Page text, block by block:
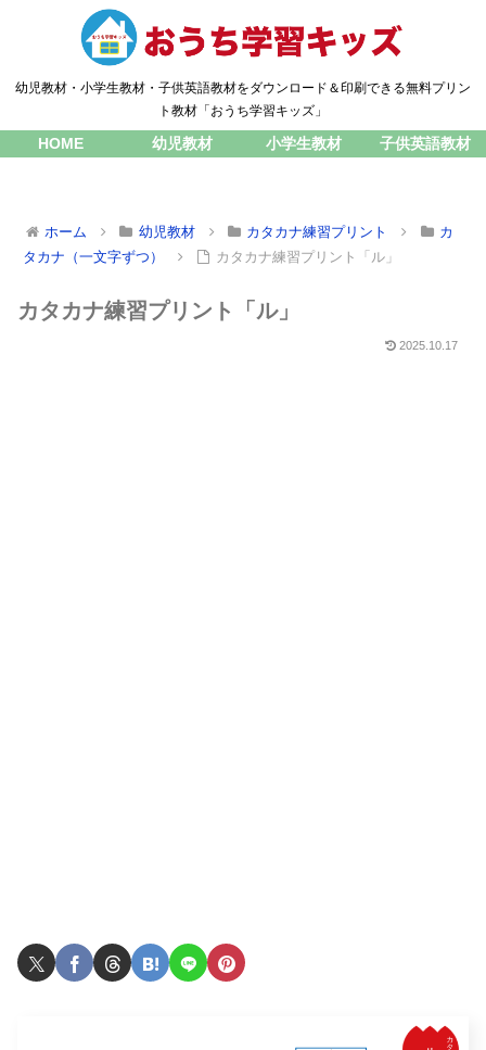
幼児教材・小学生教材・子供英語教材をダウンロード＆印刷できる無料プリン
ト教材「おうち学習キッズ」
HOME 幼児教材 小学生教材 子供英語教材
ホーム 幼児教材 カタカナ練習プリント
カ
タカナ（一文字ずつ）
カタカナ練習プリント「ル」
カタカナ練習プリント「ル」
2025.10.17